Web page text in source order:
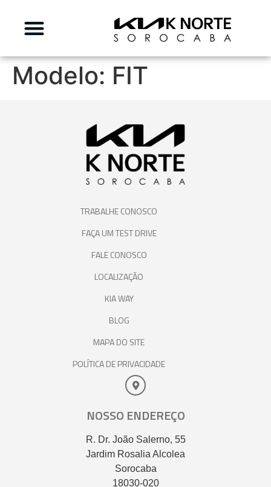
Modelo: FIT
TRABALHE CONOSCO
FAÇA UM TEST DRIVE
FALE CONOSCO
LOCALIZAÇÃO
KIA WAY
BLOG
MAPA DO SITE
POLÍTICA DE PRIVACIDADE
NOSSO ENDEREÇO
R. Dr. João Salerno, 55
Jardim Rosalia Alcolea
Sorocaba
18030-020